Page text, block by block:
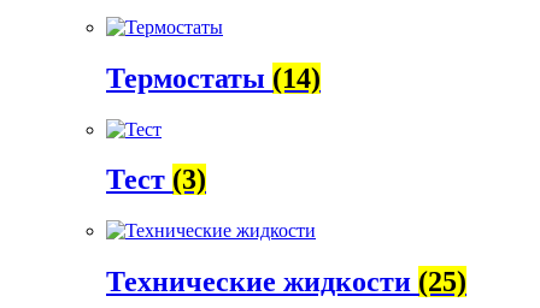
Термостаты (14)
Тест (3)
Технические жидкости (25)